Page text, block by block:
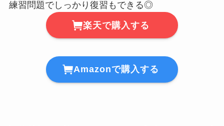
練習問題でしっかり復習もできる◎
楽天で購入する
Amazonで購入する